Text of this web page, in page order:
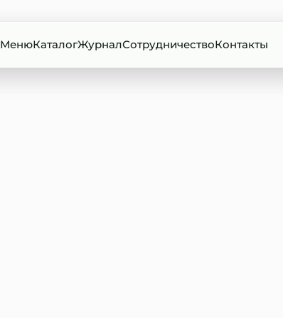
МенюКаталогЖурналСотрудничествоКонтакты